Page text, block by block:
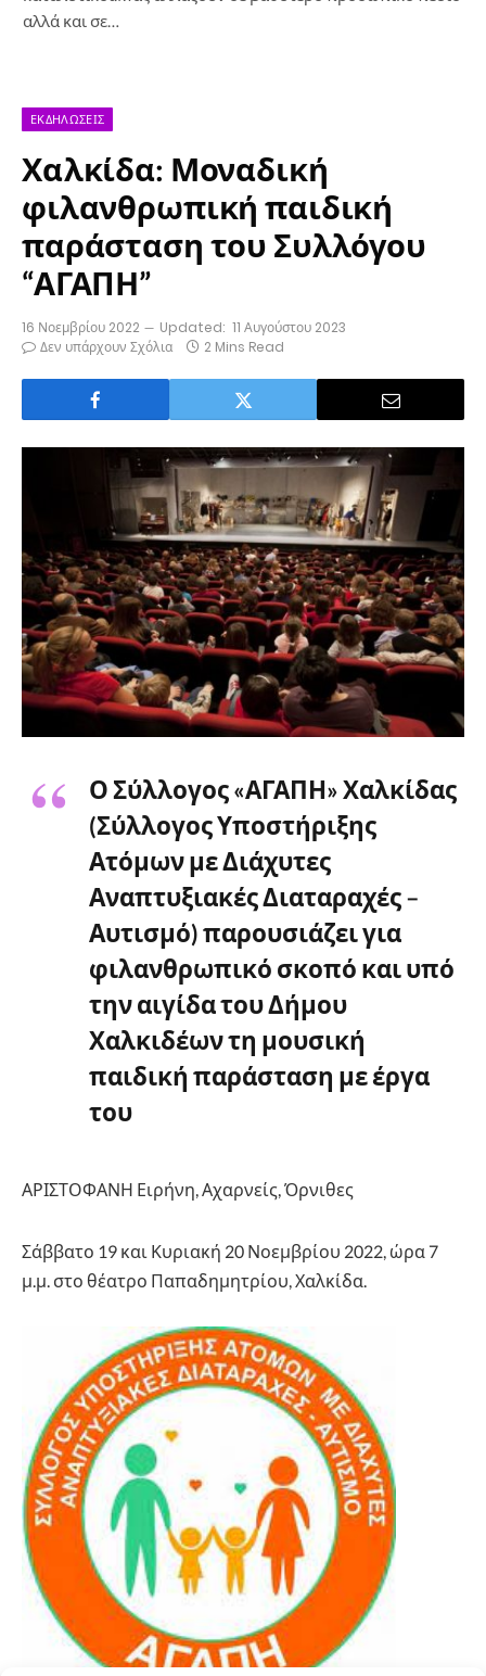
αλλά και σε…
ΕΚΔΗΛΏΣΕΙΣ
Χαλκίδα: Μοναδική
φιλανθρωπική παιδική
παράσταση του Συλλόγου
“ΑΓΑΠΗ”
16 Νοεμβρίου 2022 Updated: 11 Αυγούστου 2023
Δεν υπάρχουν Σχόλια
2 Mins Read
Ο Σύλλογος «ΑΓΑΠΗ» Χαλκίδας
(Σύλλογος Υποστήριξης
Ατόμων με Διάχυτες
Αναπτυξιακές Διαταραχές –
Αυτισμό) παρουσιάζει για
φιλανθρωπικό σκοπό και υπό
την αιγίδα του Δήμου
Χαλκιδέων τη μουσική
παιδική παράσταση με έργα
του
ΑΡΙΣΤΟΦΑΝΗ Ειρήνη, Αχαρνείς, Όρνιθες
Σάββατο 19 και Κυριακή 20 Νοεμβρίου 2022, ώρα 7
μ.μ. στο θέατρο Παπαδημητρίου, Χαλκίδα.